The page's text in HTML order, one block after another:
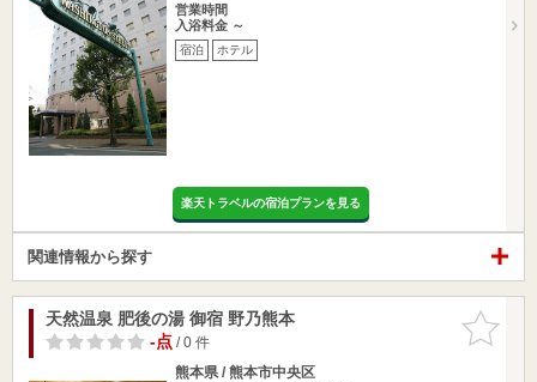
営業時間
入浴料金 ～
宿泊 ホテル
楽天トラベルの宿泊プランを見る
関連情報から探す
お気に入
りに追加
天然温泉 肥後の湯 御宿 野乃熊本
-点/ 0 件
熊本県 / 熊本市中央区